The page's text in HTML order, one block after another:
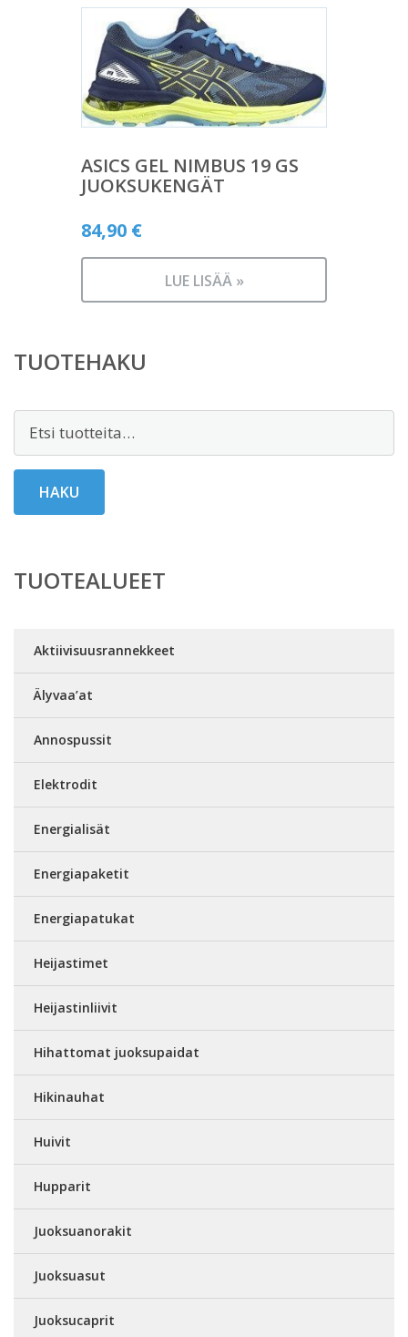
ASICS GEL NIMBUS 19 GS
JUOKSUKENGÄT
84,90 €
LUE LISÄÄ »
TUOTEHAKU
Etsi:
HAKU
TUOTEALUEET
Aktiivisuusrannekkeet
Älyvaa’at
Annospussit
Elektrodit
Energialisät
Energiapaketit
Energiapatukat
Heijastimet
Heijastinliivit
Hihattomat juoksupaidat
Hikinauhat
Huivit
Hupparit
Juoksuanorakit
Juoksuasut
Juoksucaprit